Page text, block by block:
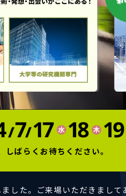
ばらくお待ちください。
した。ご来場いただきまして